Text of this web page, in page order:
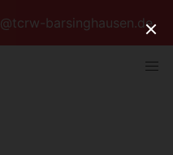
barsinghausen.de